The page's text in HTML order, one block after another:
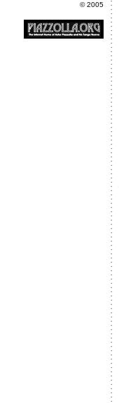
© 2005